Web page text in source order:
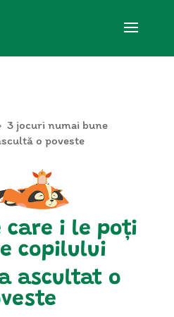
3 jocuri numai bune
o poveste
care i le poți
copilului
ascultat o